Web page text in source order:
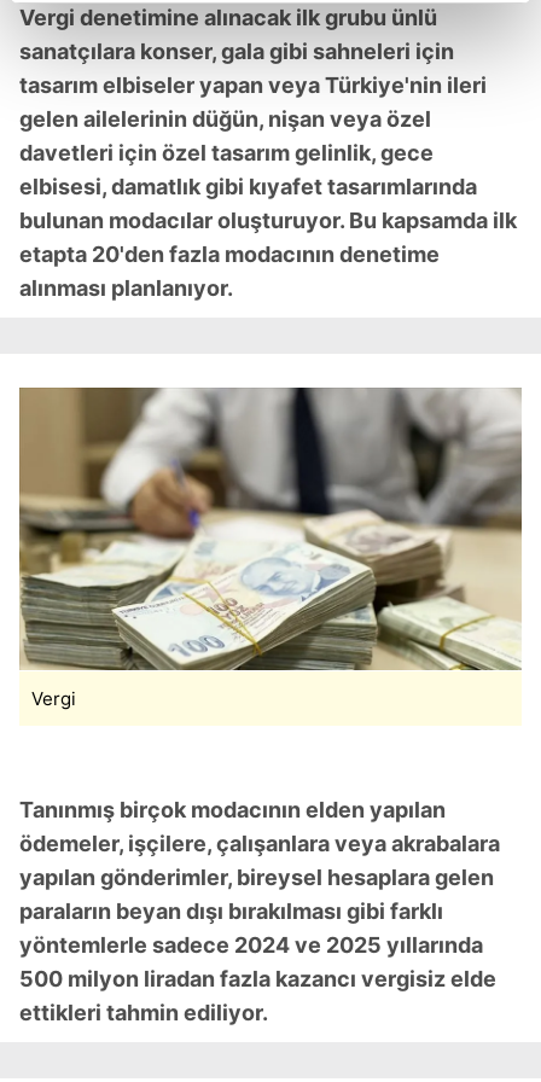
reklamların maliyetlerimizi karşılamak noktasında tek gelir
kalemimiz olduğunu sizlere hatırlatmak isteriz.
Her halükârda, kullanıcılar, bu çerezlere izin vermedikleri
takdirde, kullanıcılara hedefli reklamlar
gösterilmeyecektir."
Sizlere daha iyi bir hizmet sunabilmek için İnternet
Sitemizde kendimize ve üçüncü kişilere ait çerezler
kullanılmaktadır. Bu çerezler vasıtasıyla çeşitli kişisel
verileriniz işlenmekte olup gerekli olan çerezler bilgi
kılınması ve kişiselleştirilmesi ve sizlere yönelik
reklam/pazarlama faaliyetlerinin yapılması, amaçlarıyla
sınırlı olarak açık rızanız dahilinde kullanılacaktır.
Çerezlere ilişkin tercihlerinizi aşağıda yer alan panel
vasıtasıyla belirleyebilirsiniz. Çerezlere ilişkin detaylı bilgi
için Ayarlar butonuna tıklayabilir,Çerez Bilgilendirme
Metnimiziziyaret edebilirsiniz.
6698 sayılı Kişisel Verilerin Korunması Kanunu uyarınca
hazırlanmış Aydınlatma Metnimizi okumak ve sitemizde
ilgili mevzuata uygun olarak kullanılan çerezlerle ilgili bilgi
Vergi denetimine alınacak ilk grubu ünlü
sanatçılara konser, gala gibi sahneleri için
tasarım elbiseler yapan veya Türkiye'nin ileri
gelen ailelerinin düğün, nişan veya özel
davetleri için özel tasarım gelinlik, gece
elbisesi, damatlık gibi kıyafet tasarımlarında
bulunan modacılar oluşturuyor. Bu kapsamda ilk
etapta 20'den fazla modacının denetime
alınması planlanıyor.
Vergi
Tanınmış birçok modacının elden yapılan
ödemeler, işçilere, çalışanlara veya akrabalara
yapılan gönderimler, bireysel hesaplara gelen
paraların beyan dışı bırakılması gibi farklı
yöntemlerle sadece 2024 ve 2025 yıllarında
500 milyon liradan fazla kazancı vergisiz elde
ettikleri tahmin ediliyor.